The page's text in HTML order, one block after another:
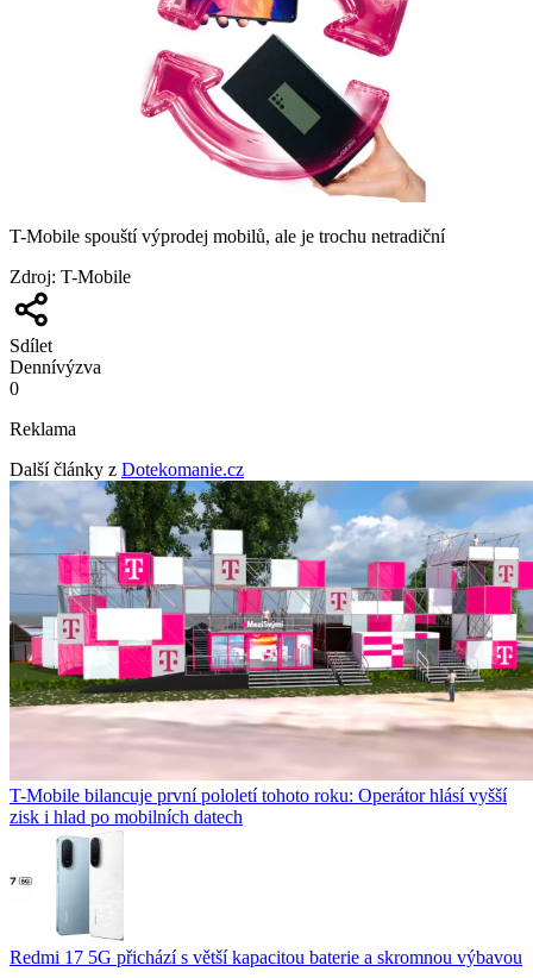
T-Mobile spouští výprodej mobilů, ale je trochu netradiční
Zdroj: T-Mobile
Sdílet
Dennívýzva
0
Reklama
Další články z Dotekomanie.cz
T-Mobile bilancuje první pololetí tohoto roku: Operátor hlásí vyšší
zisk i hlad po mobilních datech
Redmi 17 5G přichází s větší kapacitou baterie a skromnou výbavou